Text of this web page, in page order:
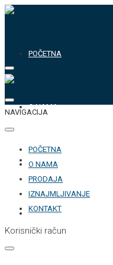
POČETNA
O NAMA
PRODAJA
IZNAJMLJIVANJE
NAVIGACIJA
POČETNA
O NAMA
PRODAJA
IZNAJMLJIVANJE
KONTAKT
Korisnički račun